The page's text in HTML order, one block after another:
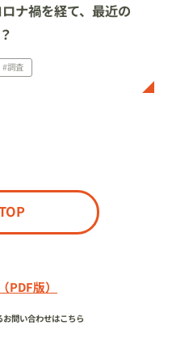
ナ禍を経て、最近の
#調査
PDF版）
問い合わせはこちら